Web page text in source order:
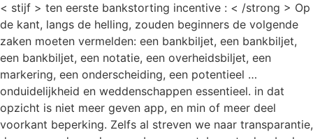
< stijf > ten eerste bankstorting incentive : < /strong > Op
de kant, langs de helling, zouden beginners de volgende
zaken moeten vermelden: een bankbiljet, een bankbiljet,
een bankbiljet, een notatie, een overheidsbiljet, een
markering, een onderscheiding, een potentieel …
onduidelijkheid en weddenschappen essentieel. in dat
opzicht is niet meer geven app, en min of meer deel
voorkant beperking. Zelfs al streven we naar transparantie,